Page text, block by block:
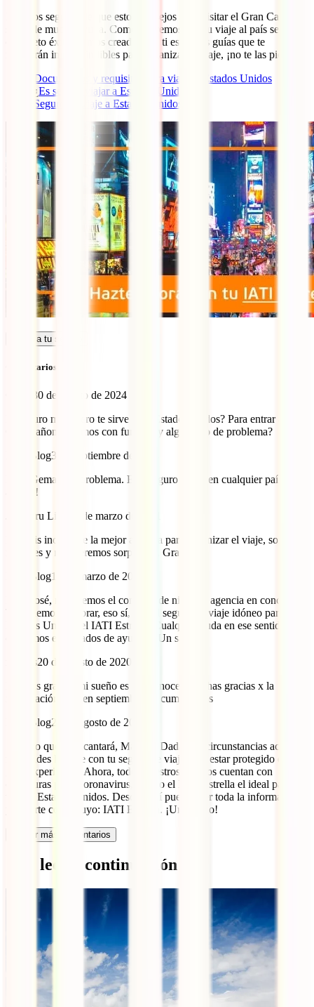
Estamos seguros de que estos consejos para visitar el Gran Cañón te
serán de mucha ayuda. Como queremos que tu viaje al país sea un
completo éxito, hemos creado para ti estas tres guías que te
resultarán imprescindibles para organizar tu viaje, ¡no te las pierdas!:
Documentos y requisitos para viajar a Estados Unidos
¿Es seguro viajar a Estados Unidos
Seguro de viaje a Estados Unidos
Calcula tu seguro
Comentarios (6)
30 de agosto de 2024
El seguro mochilero te sirve para Estados unidos? Para entrar al
Gran cañon si vamos con furgo hay algún tipo de problema?
IATI Blog3 de septiembre de 2024
Hola Gema. Sin problema. Este seguro cubre en cualquier país. ¡Un
abrazo!
Jose Cru Lillo
16 de marzo de 2021
Podriais indicarme la mejor agencia para organizar el viaje, somos
mayores y no queremos sorpresas,. Gracias
IATI Blog18 de marzo de 2021
Hola José, no tenemos el contacto de ninguna agencia en concreto.
Te podemos asesorar, eso sí, con el seguro de viaje idóneo para
Estados Unidos: el IATI Estrella. Cualquier duda en ese sentido
estaremos encantados de ayudare. Un saludo.
marcos20 de agosto de 2020
Muchas gracias mi sueño es ir a conocer Muchas gracias x la
información Voy en septiembre mi cumpleaños
IATI Blog24 de agosto de 2020
¡Seguro que te encantará, Marcos! Dadas las circunstancias actuales,
no olvides hacerte con tu seguro de viaje para estar protegido en esta
gran experiencia. Ahora, todos nuestros seguros cuentan con
coberturas para Coronavirus, siendo el IATI Estrella el ideal para un
viaje a Estados Unidos. Desde aquí puedes ver toda la información
y hacerte con el tuyo: IATI Estrella. ¡Un saludo!
Cargar más comentarios
Qué leer a continuación